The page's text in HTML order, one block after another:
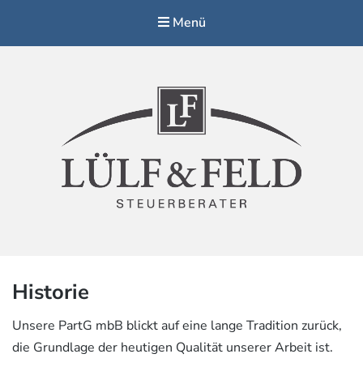
Menü
Historie
Unsere PartG mbB blickt auf eine lange Tradition zurück,
die Grundlage der heutigen Qualität unserer Arbeit ist.